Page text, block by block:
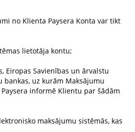
no Klienta Paysera Konta var tikt
lietotāja kontu;
Eiropas Savienības un ārvalstu
bankas, uz kurām Maksājumu
informē Klientu par šādām
maksājumu sistēmās, kas